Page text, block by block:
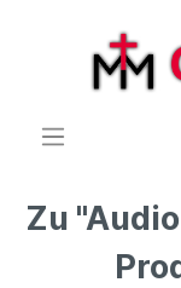
Zu